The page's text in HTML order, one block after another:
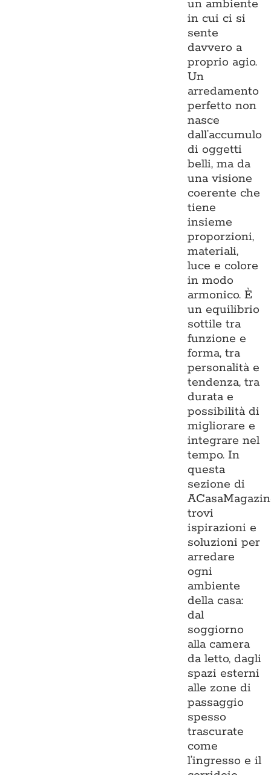
un ambiente
in cui ci si
sente
davvero a
proprio agio.
Un
arredamento
perfetto non
nasce
dall’accumulo
di oggetti
belli, ma da
una visione
coerente che
tiene
insieme
proporzioni,
materiali,
luce e colore
in modo
armonico. È
un equilibrio
sottile tra
funzione e
forma, tra
personalità e
tendenza, tra
durata e
possibilità di
migliorare e
integrare nel
tempo. In
questa
sezione di
trovi
ispirazioni e
soluzioni per
arredare
ogni
ambiente
della casa:
dal
soggiorno
alla camera
da letto, dagli
spazi esterni
alle zone di
passaggio
spesso
trascurate
come
l’ingresso e il